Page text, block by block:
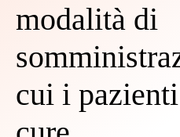
modalità di
cui i